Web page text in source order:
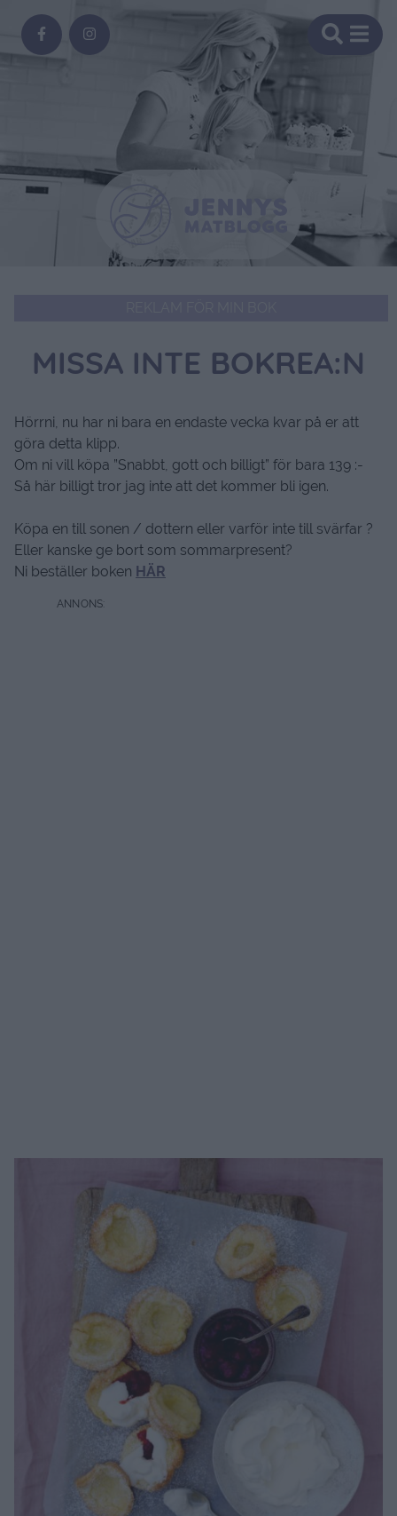
MISSA INTE BOKREA:N
Hörrni, nu har ni bara en endaste vecka kvar på er att
göra detta klipp.
Om ni vill köpa ”Snabbt, gott och billigt” för bara 139 :-
Så här billigt tror jag inte att det kommer bli igen.
Köpa en till sonen / dottern eller varför inte till svärfar ?
Eller kanske ge bort som sommarpresent?
Ni beställer boken HÄR